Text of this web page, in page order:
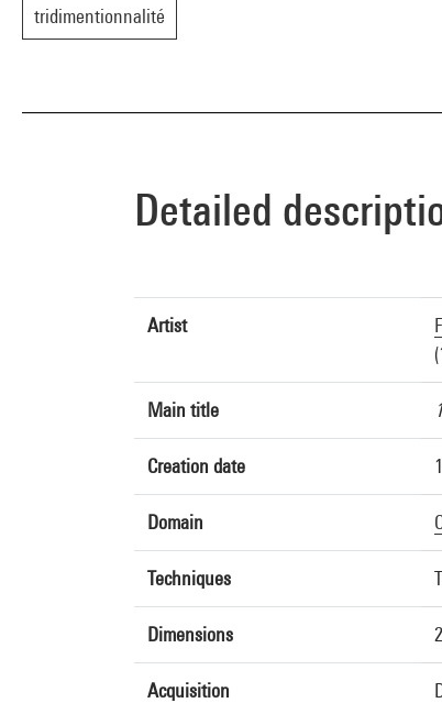
tridimentionnalité
Detailed
Artist
Main title
Creation date
Domain
Techniques
Dimensions
Acquisition